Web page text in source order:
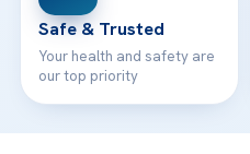
Safe & Trusted
Your health and safety are
our top priority